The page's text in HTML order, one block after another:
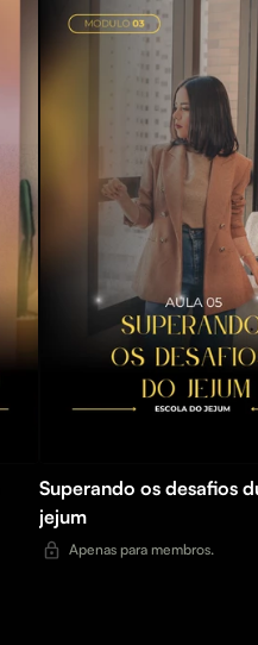
Superando os desafios
jejum
Apenas para membros.